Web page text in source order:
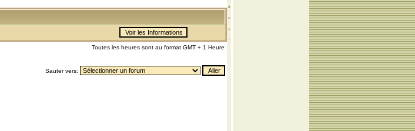
Toutes les heures sont au format GMT + 1 Heure
Sauter vers: